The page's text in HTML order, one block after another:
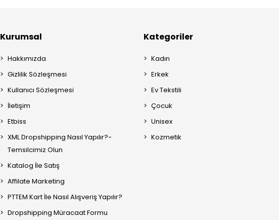
Kurumsal
Hakkımızda
Gizlilik Sözleşmesi
Kullanıcı Sözleşmesi
İletişim
Etbiss
XML Dropshipping Nasıl Yapılır?-
Temsilcimiz Olun
Katalog İle Satış
Affilate Marketing
PTTEM Kart İle Nasıl Alışveriş Yapılır?
Dropshipping Müracaat Formu
Kategoriler
Kadın
Erkek
Ev Tekstili
Çocuk
Unisex
Kozmetik